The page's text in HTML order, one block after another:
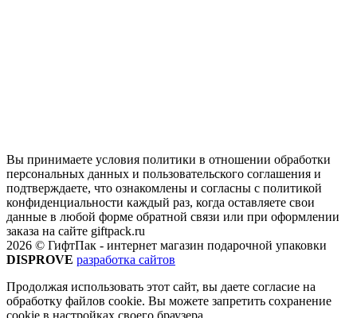
Вы принимаете условия политики в отношении обработки
персональных данных и пользовательского соглашения и
подтверждаете, что ознакомлены и согласны с политикой
конфиденциальности каждый раз, когда оставляете свои
данные в любой форме обратной связи или при оформлении
заказа на сайте giftpack.ru
2026 © ГифтПак - интернет магазин подарочной упаковки
DISPROVE разработка сайтов
Продолжая использовать этот сайт, вы даете согласие на
обработку файлов cookie. Вы можете запретить сохранение
cookie в настройках своего браузера